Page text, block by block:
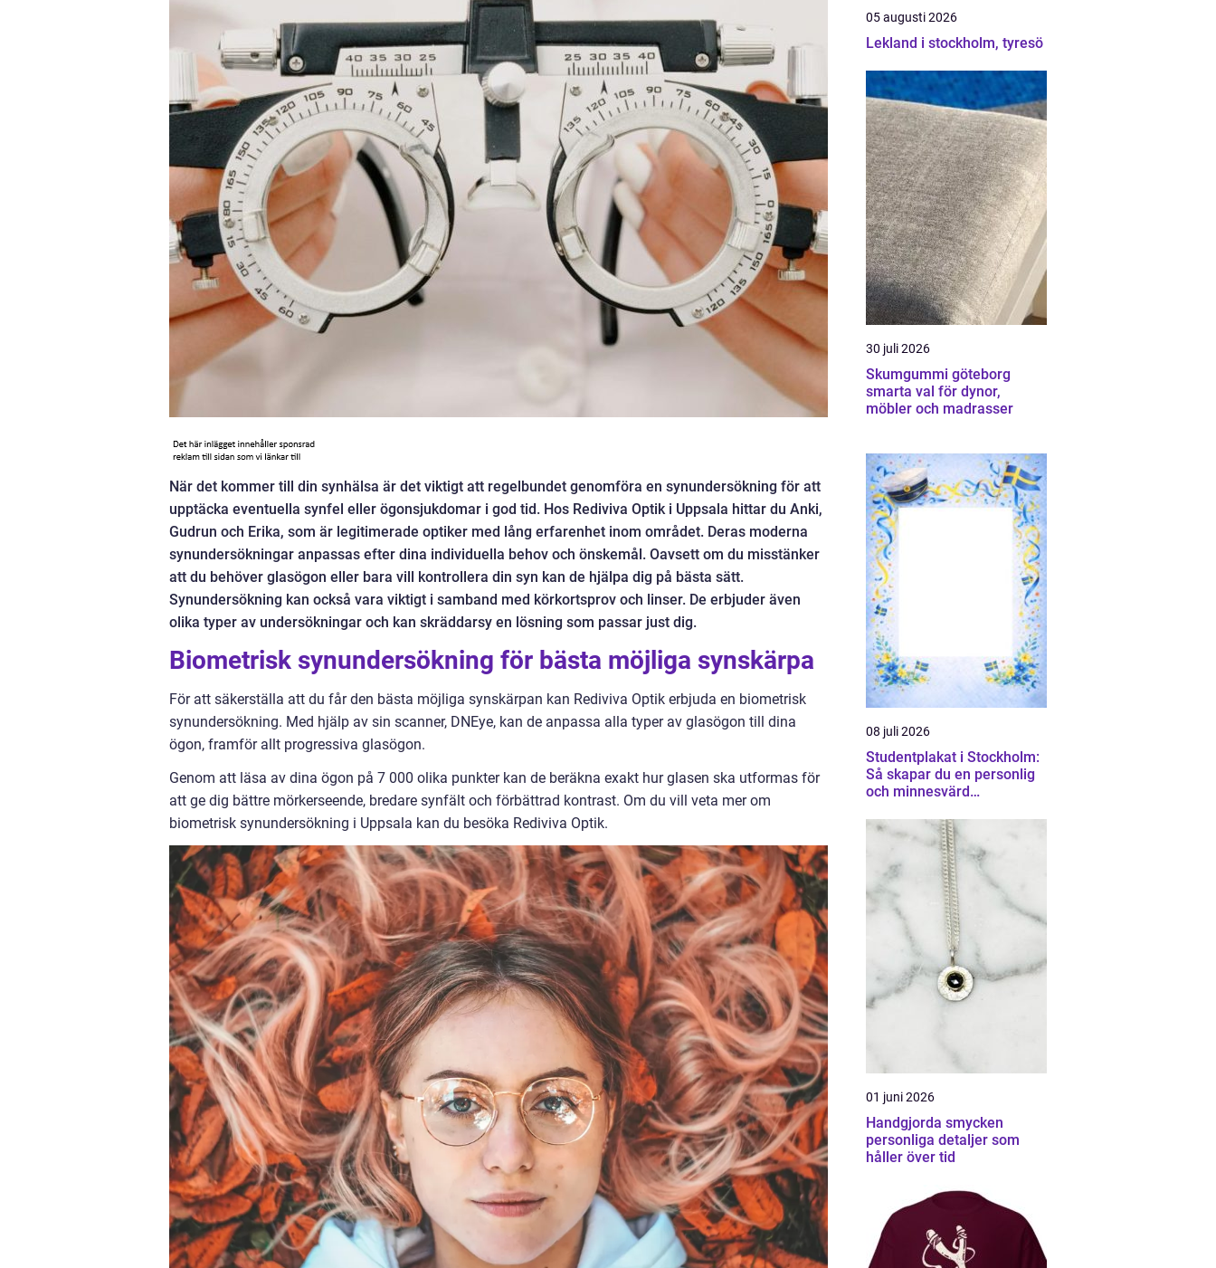
När det kommer till din synhälsa är det viktigt att regelbundet genomföra en synundersökning för att
upptäcka eventuella synfel eller ögonsjukdomar i god tid. Hos Rediviva Optik i Uppsala hittar du Anki,
Gudrun och Erika, som är legitimerade optiker med lång erfarenhet inom området. Deras moderna
synundersökningar anpassas efter dina individuella behov och önskemål. Oavsett om du misstänker
att du behöver glasögon eller bara vill kontrollera din syn kan de hjälpa dig på bästa sätt.
Synundersökning kan också vara viktigt i samband med körkortsprov och linser. De erbjuder även
olika typer av undersökningar och kan skräddarsy en lösning som passar just dig.
Biometrisk synundersökning för bästa möjliga synskärpa
För att säkerställa att du får den bästa möjliga synskärpan kan Rediviva Optik erbjuda en biometrisk
synundersökning. Med hjälp av sin scanner, DNEye, kan de anpassa alla typer av glasögon till dina
ögon, framför allt progressiva glasögon.
Genom att läsa av dina ögon på 7 000 olika punkter kan de beräkna exakt hur glasen ska utformas för
att ge dig bättre mörkerseende, bredare synfält och förbättrad kontrast. Om du vill veta mer om
biometrisk synundersökning i Uppsala kan du besöka Rediviva Optik.
05 augusti 2026
Lekland i stockholm, tyresö
30 juli 2026
Skumgummi göteborg
smarta val för dynor,
möbler och madrasser
08 juli 2026
Studentplakat i Stockholm:
Så skapar du en personlig
och minnesvärd
01 juni 2026
Handgjorda smycken
personliga detaljer som
håller över tid